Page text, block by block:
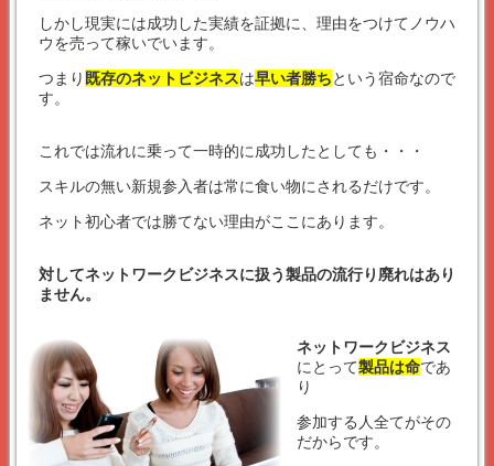
しかし現実には成功した実績を証拠に、理由をつけてノウハ
ウを売って稼いでいます。
つまり 既存のネットビジネスは早い者勝ちという宿命なので
す。
これでは流れに乗って一時的に成功したとしても・・・
スキルの無い新規参入者は常に食い物にされるだけです。
ネット初心者では勝てない理由がここにあります。
対してネットワークビジネスに扱う製品の流行り廃れはあり
ません。
ネットワークビジネス
にとって製品は命であ
り
参加する人全てがその
だからです。